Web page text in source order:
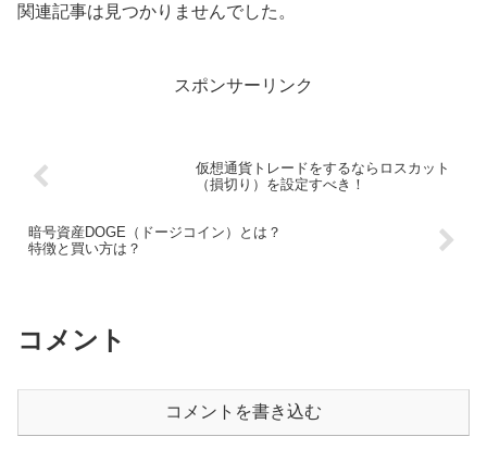
関連記事は見つかりませんでした。
スポンサーリンク
仮想通貨トレードをするならロスカット
（損切り）を設定すべき！
暗号資産DOGE（ドージコイン）とは？
特徴と買い方は？
コメント
コメントを書き込む